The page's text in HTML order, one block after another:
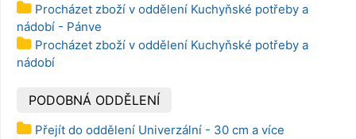
Procházet zboží v oddělení Kuchyňské potřeby a
nádobí - Pánve
Procházet zboží v oddělení Kuchyňské potřeby a
nádobí
PODOBNÁ ODDĚLENÍ
Přejít do oddělení Univerzální - 30 cm a více